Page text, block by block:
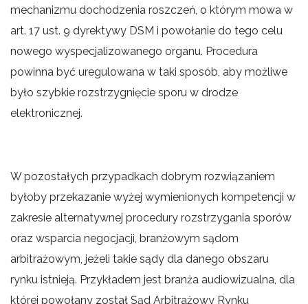
mechanizmu dochodzenia roszczeń, o którym mowa w
art. 17 ust. 9 dyrektywy DSM i powołanie do tego celu
nowego wyspecjalizowanego organu. Procedura
powinna być uregulowana w taki sposób, aby możliwe
było szybkie rozstrzygnięcie sporu w drodze
elektronicznej.
W pozostałych przypadkach dobrym rozwiązaniem
byłoby przekazanie wyżej wymienionych kompetencji w
zakresie alternatywnej procedury rozstrzygania sporów
oraz wsparcia negocjacji, branżowym sądom
arbitrażowym, jeżeli takie sądy dla danego obszaru
rynku istnieją. Przykładem jest branża audiowizualna, dla
której powołany został Sąd Arbitrażowy Rynku